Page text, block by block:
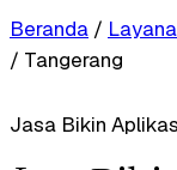
Beranda /
/ Tangerang
Jasa Bikin